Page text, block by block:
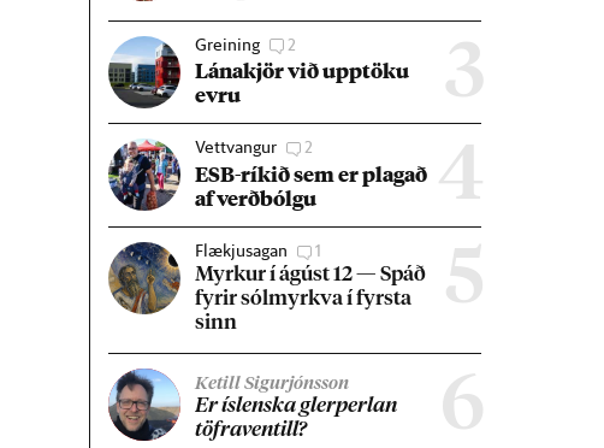
3
Greining 2
Lána­kjör við upp­töku
evru
4
Vettvangur 2
ESB-rík­ið sem er plag­að
af verð­bólgu
5
Flækjusagan 1
Myrk­ur í ág­úst 12 — Spáð
fyr­ir sól­myrkva í fyrsta
sinn
6
Ketill Sigurjónsson
Er ís­lenska glerperl­an
töfra­ventill?